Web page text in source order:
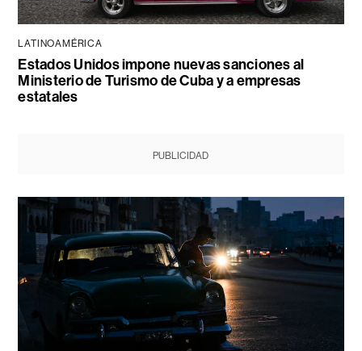
LATINOAMÉRICA
Estados Unidos impone nuevas sanciones al
Ministerio de Turismo de Cuba y a empresas
estatales
PUBLICIDAD